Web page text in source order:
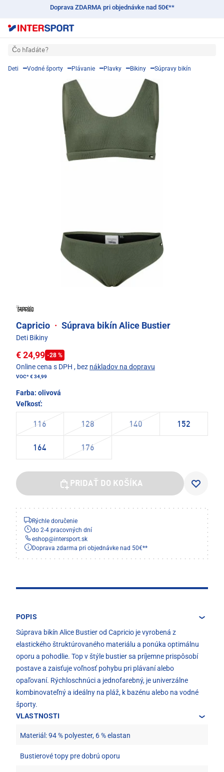
Doprava ZDARMA pri objednávke nad 50€**
Čo hľadáte?
Deti Vodné športy Plávanie Plavky Bikiny Súpravy bikín
Capricio · Súprava bikín Alice Bustier
Deti Bikiny
€ 24,99 -28 %
Online cena s DPH , bez nákladov na dopravu
VOC*€ 34,99
Farba: olivová
Veľkosť:
116 128 140 152
164 176
PRIDAŤ DO KOŠÍKA
Rýchle doručenie
do 2-4 pracovných dní
eshop@intersport.sk
Doprava zdarma pri objednávke nad 50€**
POPIS
Súprava bikín Alice Bustier od Capricio je vyrobená z
elastického štruktúrovaného materiálu a ponúka optimálnu
oporu a pohodlie. Top v štýle bustier sa príjemne prispôsobí
postave a zaisťuje voľnosť pohybu pri plávaní alebo
opaľovaní. Rýchloschnúci a jednofarebný, je univerzálne
kombinovateľný a ideálny na pláž, k bazénu alebo na vodné
športy.
VLASTNOSTI
Materiál: 94 % polyester, 6 % elastan
Bustierové topy pre dobrú oporu